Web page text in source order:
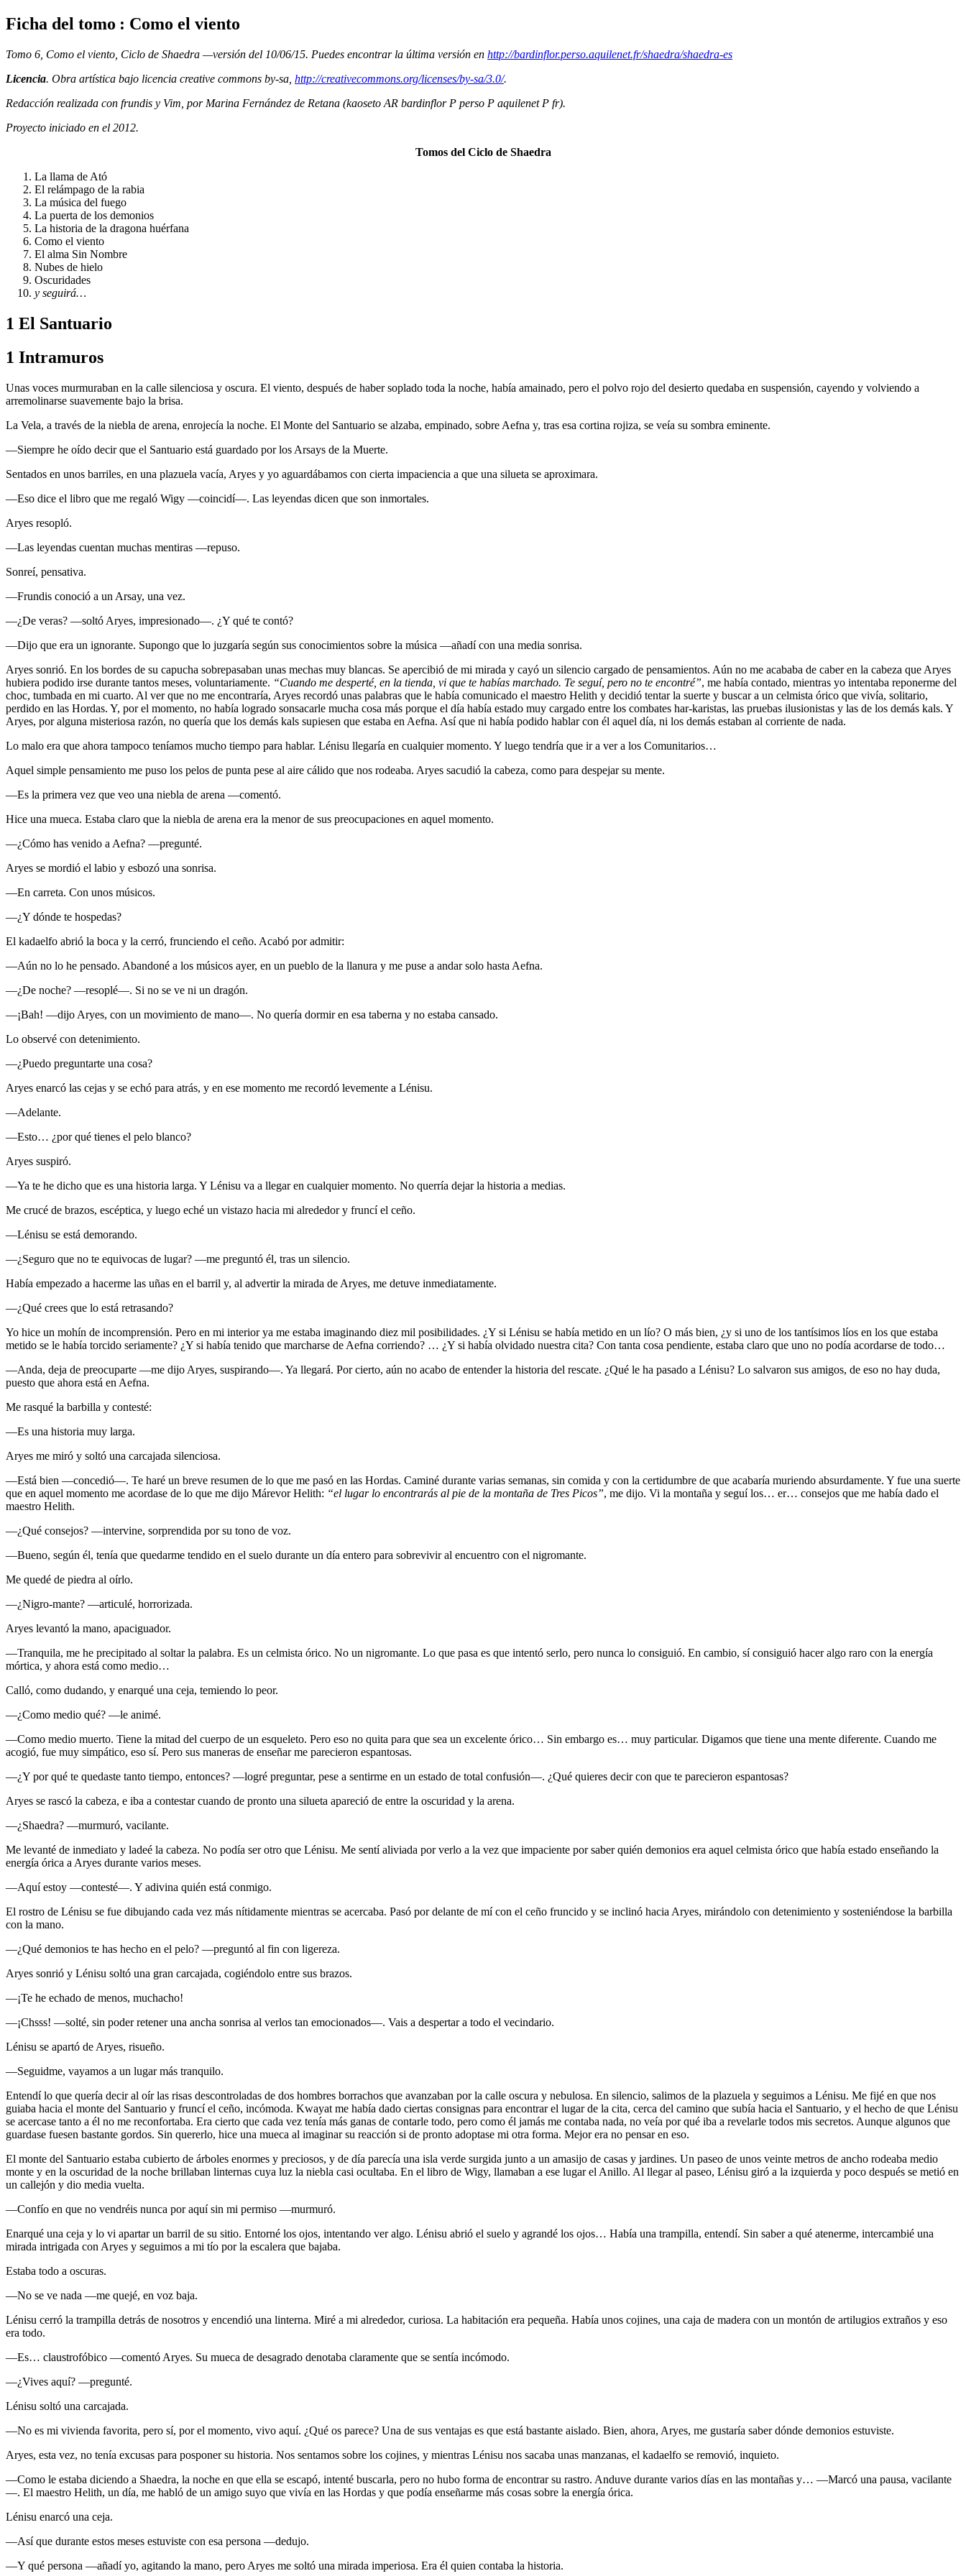
Ficha del tomo : Como el viento
Tomo 6, Como el viento, Ciclo de Shaedra —versión del 10/06/15. Puedes encontrar la última versión en http://bardinflor.perso.aquilenet.fr/shaedra/shaedra-es
Licencia. Obra artística bajo licencia creative commons by-sa, http://creativecommons.org/licenses/by-sa/3.0/.
Redacción realizada con frundis y Vim, por Marina Fernández de Retana (kaoseto AR bardinflor P perso P aquilenet P fr).
Proyecto iniciado en el 2012.
Tomos del Ciclo de Shaedra
La llama de Ató
El relámpago de la rabia
La música del fuego
La puerta de los demonios
La historia de la dragona huérfana
Como el viento
El alma Sin Nombre
Nubes de hielo
Oscuridades
y seguirá…
1 El Santuario
1 Intramuros
Unas voces murmuraban en la calle silenciosa y oscura. El viento, después de haber soplado toda la noche, había amainado, pero el polvo rojo del desierto quedaba en suspensión, cayendo y volviendo a
arremolinarse suavemente bajo la brisa.
La Vela, a través de la niebla de arena, enrojecía la noche. El Monte del Santuario se alzaba, empinado, sobre Aefna y, tras esa cortina rojiza, se veía su sombra eminente.
—Siempre he oído decir que el Santuario está guardado por los Arsays de la Muerte.
Sentados en unos barriles, en una plazuela vacía, Aryes y yo aguardábamos con cierta impaciencia a que una silueta se aproximara.
—Eso dice el libro que me regaló Wigy —coincidí—. Las leyendas dicen que son inmortales.
Aryes resopló.
—Las leyendas cuentan muchas mentiras —repuso.
Sonreí, pensativa.
—Frundis conoció a un Arsay, una vez.
—¿De veras? —soltó Aryes, impresionado—. ¿Y qué te contó?
—Dijo que era un ignorante. Supongo que lo juzgaría según sus conocimientos sobre la música —añadí con una media sonrisa.
Aryes sonrió. En los bordes de su capucha sobrepasaban unas mechas muy blancas. Se apercibió de mi mirada y cayó un silencio cargado de pensamientos. Aún no me acababa de caber en la cabeza que Aryes
hubiera podido irse durante tantos meses, voluntariamente. “Cuando me desperté, en la tienda, vi que te habías marchado. Te seguí, pero no te encontré”, me había contado, mientras yo intentaba reponerme del
choc, tumbada en mi cuarto. Al ver que no me encontraría, Aryes recordó unas palabras que le había comunicado el maestro Helith y decidió tentar la suerte y buscar a un celmista órico que vivía, solitario,
perdido en las Hordas. Y, por el momento, no había logrado sonsacarle mucha cosa más porque el día había estado muy cargado entre los combates har-karistas, las pruebas ilusionistas y las de los demás kals. Y
Aryes, por alguna misteriosa razón, no quería que los demás kals supiesen que estaba en Aefna. Así que ni había podido hablar con él aquel día, ni los demás estaban al corriente de nada.
Lo malo era que ahora tampoco teníamos mucho tiempo para hablar. Lénisu llegaría en cualquier momento. Y luego tendría que ir a ver a los Comunitarios…
Aquel simple pensamiento me puso los pelos de punta pese al aire cálido que nos rodeaba. Aryes sacudió la cabeza, como para despejar su mente.
—Es la primera vez que veo una niebla de arena —comentó.
Hice una mueca. Estaba claro que la niebla de arena era la menor de sus preocupaciones en aquel momento.
—¿Cómo has venido a Aefna? —pregunté.
Aryes se mordió el labio y esbozó una sonrisa.
—En carreta. Con unos músicos.
—¿Y dónde te hospedas?
El kadaelfo abrió la boca y la cerró, frunciendo el ceño. Acabó por admitir:
—Aún no lo he pensado. Abandoné a los músicos ayer, en un pueblo de la llanura y me puse a andar solo hasta Aefna.
—¿De noche? —resoplé—. Si no se ve ni un dragón.
—¡Bah! —dijo Aryes, con un movimiento de mano—. No quería dormir en esa taberna y no estaba cansado.
Lo observé con detenimiento.
—¿Puedo preguntarte una cosa?
Aryes enarcó las cejas y se echó para atrás, y en ese momento me recordó levemente a Lénisu.
—Adelante.
—Esto… ¿por qué tienes el pelo blanco?
Aryes suspiró.
—Ya te he dicho que es una historia larga. Y Lénisu va a llegar en cualquier momento. No querría dejar la historia a medias.
Me crucé de brazos, escéptica, y luego eché un vistazo hacia mi alrededor y fruncí el ceño.
—Lénisu se está demorando.
—¿Seguro que no te equivocas de lugar? —me preguntó él, tras un silencio.
Había empezado a hacerme las uñas en el barril y, al advertir la mirada de Aryes, me detuve inmediatamente.
—¿Qué crees que lo está retrasando?
Yo hice un mohín de incomprensión. Pero en mi interior ya me estaba imaginando diez mil posibilidades. ¿Y si Lénisu se había metido en un lío? O más bien, ¿y si uno de los tantísimos líos en los que estaba
metido se le había torcido seriamente? ¿Y si había tenido que marcharse de Aefna corriendo? … ¿Y si había olvidado nuestra cita? Con tanta cosa pendiente, estaba claro que uno no podía acordarse de todo…
—Anda, deja de preocuparte —me dijo Aryes, suspirando—. Ya llegará. Por cierto, aún no acabo de entender la historia del rescate. ¿Qué le ha pasado a Lénisu? Lo salvaron sus amigos, de eso no hay duda,
puesto que ahora está en Aefna.
Me rasqué la barbilla y contesté:
—Es una historia muy larga.
Aryes me miró y soltó una carcajada silenciosa.
—Está bien —concedió—. Te haré un breve resumen de lo que me pasó en las Hordas. Caminé durante varias semanas, sin comida y con la certidumbre de que acabaría muriendo absurdamente. Y fue una suerte
que en aquel momento me acordase de lo que me dijo Márevor Helith: “el lugar lo encontrarás al pie de la montaña de Tres Picos”, me dijo. Vi la montaña y seguí los… er… consejos que me había dado el
maestro Helith.
—¿Qué consejos? —intervine, sorprendida por su tono de voz.
—Bueno, según él, tenía que quedarme tendido en el suelo durante un día entero para sobrevivir al encuentro con el nigromante.
Me quedé de piedra al oírlo.
—¿Nigro-mante? —articulé, horrorizada.
Aryes levantó la mano, apaciguador.
—Tranquila, me he precipitado al soltar la palabra. Es un celmista órico. No un nigromante. Lo que pasa es que intentó serlo, pero nunca lo consiguió. En cambio, sí consiguió hacer algo raro con la energía
mórtica, y ahora está como medio…
Calló, como dudando, y enarqué una ceja, temiendo lo peor.
—¿Como medio qué? —le animé.
—Como medio muerto. Tiene la mitad del cuerpo de un esqueleto. Pero eso no quita para que sea un excelente órico… Sin embargo es… muy particular. Digamos que tiene una mente diferente. Cuando me
acogió, fue muy simpático, eso sí. Pero sus maneras de enseñar me parecieron espantosas.
—¿Y por qué te quedaste tanto tiempo, entonces? —logré preguntar, pese a sentirme en un estado de total confusión—. ¿Qué quieres decir con que te parecieron espantosas?
Aryes se rascó la cabeza, e iba a contestar cuando de pronto una silueta apareció de entre la oscuridad y la arena.
—¿Shaedra? —murmuró, vacilante.
Me levanté de inmediato y ladeé la cabeza. No podía ser otro que Lénisu. Me sentí aliviada por verlo a la vez que impaciente por saber quién demonios era aquel celmista órico que había estado enseñando la
energía órica a Aryes durante varios meses.
—Aquí estoy —contesté—. Y adivina quién está conmigo.
El rostro de Lénisu se fue dibujando cada vez más nítidamente mientras se acercaba. Pasó por delante de mí con el ceño fruncido y se inclinó hacia Aryes, mirándolo con detenimiento y sosteniéndose la barbilla
con la mano.
—¿Qué demonios te has hecho en el pelo? —preguntó al fin con ligereza.
Aryes sonrió y Lénisu soltó una gran carcajada, cogiéndolo entre sus brazos.
—¡Te he echado de menos, muchacho!
—¡Chsss! —solté, sin poder retener una ancha sonrisa al verlos tan emocionados—. Vais a despertar a todo el vecindario.
Lénisu se apartó de Aryes, risueño.
—Seguidme, vayamos a un lugar más tranquilo.
Entendí lo que quería decir al oír las risas descontroladas de dos hombres borrachos que avanzaban por la calle oscura y nebulosa. En silencio, salimos de la plazuela y seguimos a Lénisu. Me fijé en que nos
guiaba hacia el monte del Santuario y fruncí el ceño, incómoda. Kwayat me había dado ciertas consignas para encontrar el lugar de la cita, cerca del camino que subía hacia el Santuario, y el hecho de que Lénisu
se acercase tanto a él no me reconfortaba. Era cierto que cada vez tenía más ganas de contarle todo, pero como él jamás me contaba nada, no veía por qué iba a revelarle todos mis secretos. Aunque algunos que
guardase fuesen bastante gordos. Sin quererlo, hice una mueca al imaginar su reacción si de pronto adoptase mi otra forma. Mejor era no pensar en eso.
El monte del Santuario estaba cubierto de árboles enormes y preciosos, y de día parecía una isla verde surgida junto a un amasijo de casas y jardines. Un paseo de unos veinte metros de ancho rodeaba medio
monte y en la oscuridad de la noche brillaban linternas cuya luz la niebla casi ocultaba. En el libro de Wigy, llamaban a ese lugar el Anillo. Al llegar al paseo, Lénisu giró a la izquierda y poco después se metió en
un callejón y dio media vuelta.
—Confío en que no vendréis nunca por aquí sin mi permiso —murmuró.
Enarqué una ceja y lo vi apartar un barril de su sitio. Entorné los ojos, intentando ver algo. Lénisu abrió el suelo y agrandé los ojos… Había una trampilla, entendí. Sin saber a qué atenerme, intercambié una
mirada intrigada con Aryes y seguimos a mi tío por la escalera que bajaba.
Estaba todo a oscuras.
—No se ve nada —me quejé, en voz baja.
Lénisu cerró la trampilla detrás de nosotros y encendió una linterna. Miré a mi alrededor, curiosa. La habitación era pequeña. Había unos cojines, una caja de madera con un montón de artilugios extraños y eso
era todo.
—Es… claustrofóbico —comentó Aryes. Su mueca de desagrado denotaba claramente que se sentía incómodo.
—¿Vives aquí? —pregunté.
Lénisu soltó una carcajada.
—No es mi vivienda favorita, pero sí, por el momento, vivo aquí. ¿Qué os parece? Una de sus ventajas es que está bastante aislado. Bien, ahora, Aryes, me gustaría saber dónde demonios estuviste.
Aryes, esta vez, no tenía excusas para posponer su historia. Nos sentamos sobre los cojines, y mientras Lénisu nos sacaba unas manzanas, el kadaelfo se removió, inquieto.
—Como le estaba diciendo a Shaedra, la noche en que ella se escapó, intenté buscarla, pero no hubo forma de encontrar su rastro. Anduve durante varios días en las montañas y… —Marcó una pausa, vacilante
—. El maestro Helith, un día, me habló de un amigo suyo que vivía en las Hordas y que podía enseñarme más cosas sobre la energía órica.
Lénisu enarcó una ceja.
—Así que durante estos meses estuviste con esa persona —dedujo.
—Y qué persona —añadí yo, agitando la mano, pero Aryes me soltó una mirada imperiosa. Era él quien contaba la historia.